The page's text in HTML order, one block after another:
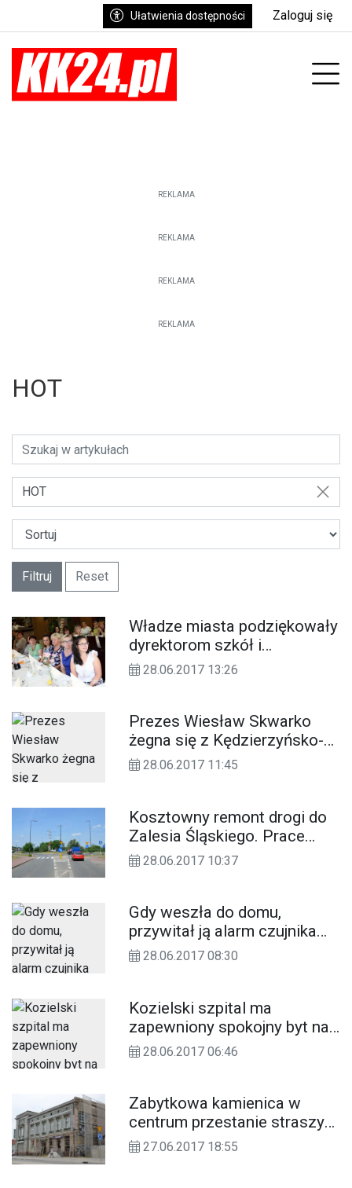
Ułatwienia dostępności Zaloguj się
REKLAMA
REKLAMA
REKLAMA
REKLAMA
HOT
HOT
Filtruj Reset
Władze miasta podziękowały
dyrektorom szkół i
przedszkoli za mijający rok
28.06.2017 13:26
Prezes Wiesław Skwarko
żegna się z Kędzierzyńsko-
Kozielskim Parkiem
28.06.2017 11:45
Kosztowny remont drogi do
Zalesia Śląskiego. Prace
mogą ruszyć pod koniec
28.06.2017 10:37
Gdy weszła do domu,
przywitał ją alarm czujnika
tlenku węgla. Ratownicy
28.06.2017 08:30
Kozielski szpital ma
zapewniony spokojny byt na
najbliższe cztery lata.
28.06.2017 06:46
Zabytkowa kamienica w
centrum przestanie straszyć
wyglądem. Ruszył remont
27.06.2017 18:55